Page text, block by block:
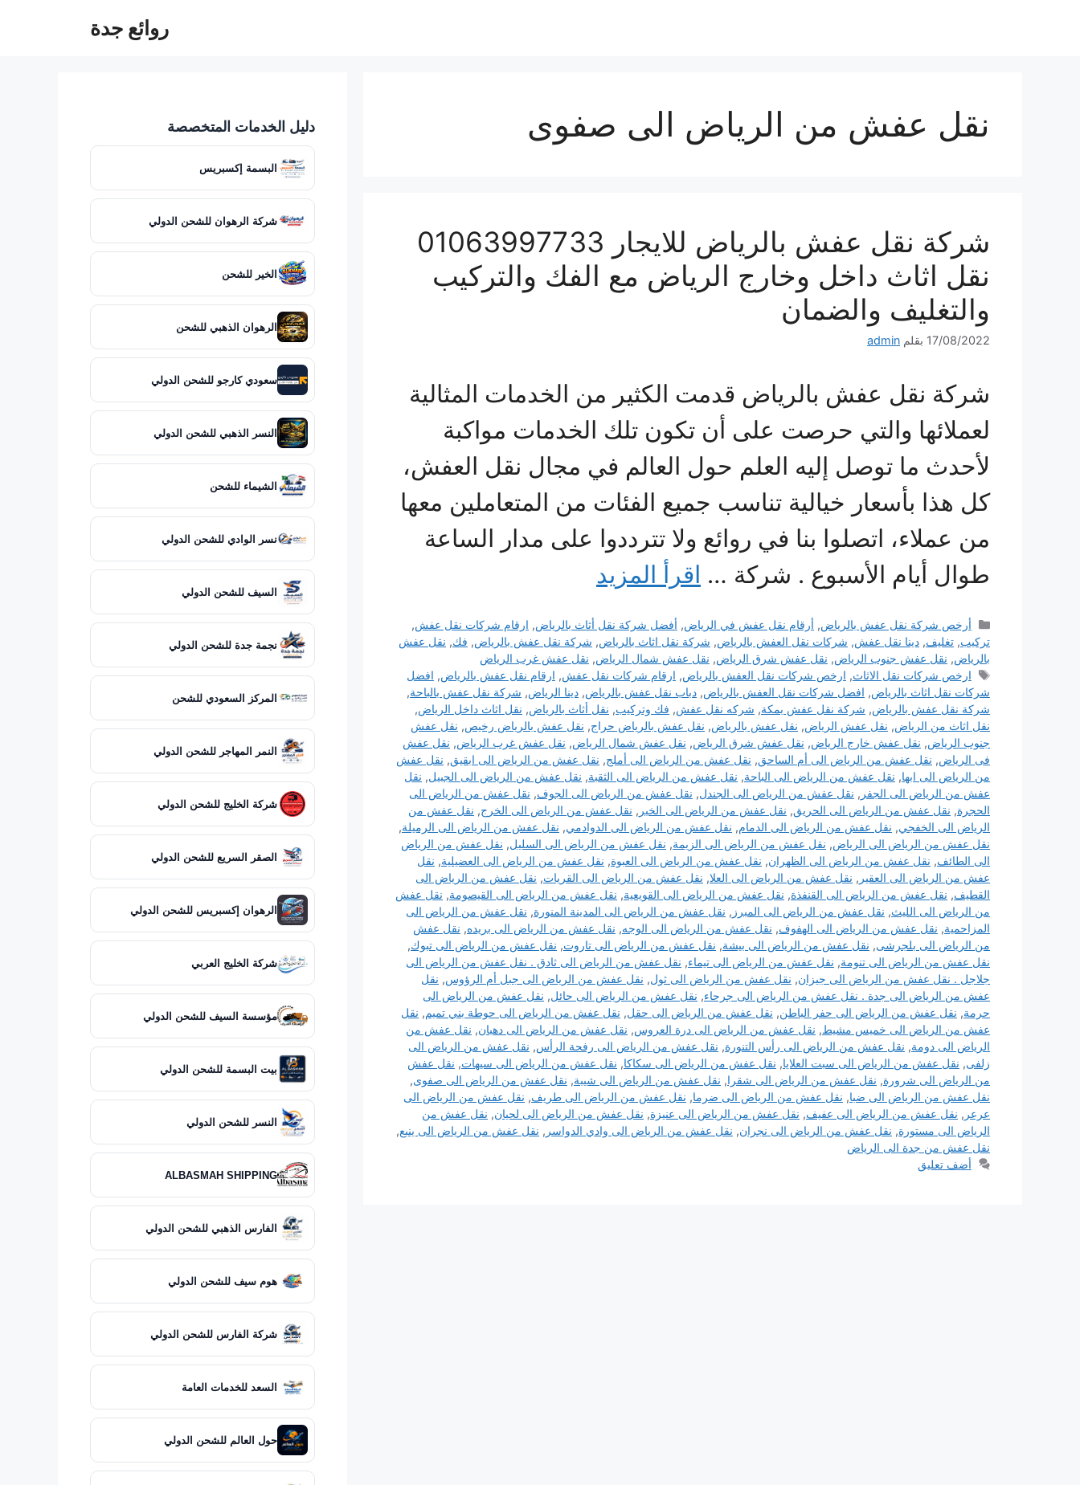
روائع جدة
نقل عفش من الرياض الى صفوى
شركة نقل عفش بالرياض للايجار 01063997733
نقل اثاث داخل وخارج الرياض مع الفك والتركيب
والتغليف والضمان
17/08/2022 بقلم admin
شركة نقل عفش بالرياض قدمت الكثير من الخدمات المثالية
لعملائها والتي حرصت على أن تكون تلك الخدمات مواكبة
لأحدث ما توصل إليه العلم حول العالم في مجال نقل العفش،
كل هذا بأسعار خيالية تناسب جميع الفئات من المتعاملين معها
من عملاء، اتصلوا بنا في روائع ولا تترددوا على مدار الساعة
طوال أيام الأسبوع . شركة … اقرأ المزيد
التصنيفات
أرخص شركة نقل عفش بالرياض, أرقام نقل عفش في الرياض, أفضل شركة نقل أثاث بالرياض, ارقام شركات نقل عفش,
تركيب, تغليف, دينا نقل عفش, شركات نقل العفش بالرياض, شركة نقل اثاث بالرياض, شركة نقل عفش بالرياض, فك, نقل عفش
بالرياض, نقل عفش جنوب الرياض, نقل عفش شرق الرياض, نقل عفش شمال الرياض, نقل عفش غرب الرياض
الوسوم
ارخص شركات نقل الاثاث, ارخص شركات نقل العفش بالرياض, ارقام شركات نقل عفش, ارقام نقل عفش بالرياض, افضل
شركات نقل اثاث بالرياض, افضل شركات نقل العفش بالرياض, دباب نقل عفش بالرياض, دينا الرياض, شركة نقل عفش بالباحة,
شركة نقل عفش بالرياض, شركة نقل عفش بمكة, شركه نقل عفش, فك وتركيب, نقل أثاث بالرياض, نقل اثاث داخل الرياض,
نقل اثاث من الرياض, نقل عفش الرياض, نقل عفش بالرياض, نقل عفش بالرياض حراج, نقل عفش بالرياض رخيص, نقل عفش
جنوب الرياض, نقل عفش خارج الرياض, نقل عفش شرق الرياض, نقل عفش شمال الرياض, نقل عفش غرب الرياض, نقل عفش
فى الرياض, نقل عفش من الرياض الى أم الساحق, نقل عفش من الرياض الى أملج, نقل عفش من الرياض الى ابقيق, نقل عفش
من الرياض الى ابها, نقل عفش من الرياض الى الباحة, نقل عفش من الرياض الى الثقبة, نقل عفش من الرياض الى الجبيل, نقل
عفش من الرياض الى الجفر , نقل عفش من الرياض الى الجندل, نقل عفش من الرياض الى الجوف, نقل عفش من الرياض الى
الحجرة, نقل عفش من الرياض الى الحريق, نقل عفش من الرياض الى الخبر , نقل عفش من الرياض الى الخرج, نقل عفش من
الرياض الى الخفجي, نقل عفش من الرياض الى الدمام, نقل عفش من الرياض الى الدوادمي, نقل عفش من الرياض الى الرميلة,
نقل عفش من الرياض الى الرياض, نقل عفش من الرياض الى الزيمة, نقل عفش من الرياض الى السليل, نقل عفش من الرياض
الى الطائف, نقل عفش من الرياض الى الظهران, نقل عفش من الرياض الى العبوة, نقل عفش من الرياض الى العضيلية, نقل
عفش من الرياض الى العقير , نقل عفش من الرياض الى العلا, نقل عفش من الرياض الى القريات, نقل عفش من الرياض الى
القطيف, نقل عفش من الرياض الى القنفذة, نقل عفش من الرياض الى القويعية, نقل عفش من الرياض الى القيصومة, نقل عفش
من الرياض الى الليث, نقل عفش من الرياض الى المبرز , نقل عفش من الرياض الى المدينة المنورة, نقل عفش من الرياض الى
المزاحمية, نقل عفش من الرياض الى الهفوف, نقل عفش من الرياض الى الوجه, نقل عفش من الرياض الى بريده, نقل عفش
من الرياض الى بلجرشى, نقل عفش من الرياض الى بيشة, نقل عفش من الرياض الى تاروت, نقل عفش من الرياض الى تبوك,
نقل عفش من الرياض الى تنومة, نقل عفش من الرياض الى تيماء, نقل عفش من الرياض الى ثادق . نقل عفش من الرياض الى
جلاجل . نقل عفش من الرياض الى جيزان, نقل عفش من الرياض الى ثول, نقل عفش من الرياض الى جبل أم الرؤوس, نقل
عفش من الرياض الى جدة . نقل عفش من الرياض الى جرحاء, نقل عفش من الرياض الى حائل, نقل عفش من الرياض الى
حرمة, نقل عفش من الرياض الى حفر الباطن, نقل عفش من الرياض الى حقل, نقل عفش من الرياض الى حوطة بني تميم, نقل
عفش من الرياض الى خميس مشيط, نقل عفش من الرياض الى درة العروس, نقل عفش من الرياض الى دهبان, نقل عفش من
الرياض الى دومة, نقل عفش من الرياض الى رأس التنورة, نقل عفش من الرياض الى رفحة الرأس, نقل عفش من الرياض الى
زلفى, نقل عفش من الرياض الى سبت العلايا, نقل عفش من الرياض الى سكاكا, نقل عفش من الرياض الى سيهات, نقل عفش
من الرياض الى شرورة, نقل عفش من الرياض الى شقرا, نقل عفش من الرياض الى شيبة, نقل عفش من الرياض الى صفوى,
نقل عفش من الرياض الى ضبا, نقل عفش من الرياض الى ضرما, نقل عفش من الرياض الى طريف, نقل عفش من الرياض الى
عرعر , نقل عفش من الرياض الى عفيف, نقل عفش من الرياض الى عنيزة, نقل عفش من الرياض الى لحيان, نقل عفش من
الرياض الى مستورة, نقل عفش من الرياض الى نجران, نقل عفش من الرياض الى وادي الدواسر , نقل عفش من الرياض الى ينبع,
نقل عفش من جدة الى الرياض
أضف تعليق
دليل الخدمات المتخصصة
البسمة إكسبريس
شركة الرهوان للشحن الدولي
الخير للشحن
الرهوان الذهبي للشحن
سعودي كارجو للشحن الدولي
النسر الذهبي للشحن الدولي
الشيماء للشحن
نسر الوادي للشحن الدولي
السيف للشحن الدولي
نجمة جدة للشحن الدولي
المركز السعودي للشحن
النمر المهاجر للشحن الدولي
شركة الخليج للشحن الدولي
الصقر السريع للشحن الدولي
الرهوان إكسبريس للشحن الدولي
شركة الخليج العربي
مؤسسة السيف للشحن الدولي
بيت البسمة للشحن الدولي
النسر للشحن الدولي
ALBASMAH SHIPPING
الفارس الذهبي للشحن الدولي
هوم سيف للشحن الدولي
شركة الفارس للشحن الدولي
السعد للخدمات العامة
حول العالم للشحن الدولي